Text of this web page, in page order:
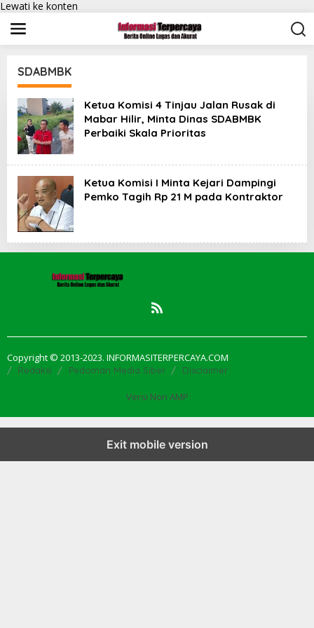
Lewati ke konten
SDABMBK
Ketua Komisi 4 Tinjau Jalan Rusak di
Mabar Hilir, Minta Dinas SDABMBK
Perbaiki Skala Prioritas
Ketua Komisi I Minta Kejari Dampingi
Pemko Tagih Rp 21 M pada Kontraktor
Copyright © 2013-2023. INFORMASITERPERCAYA.COM
Redaksi Pedoman Media Siber Disclaimer
Versi Non AMP
Exit mobile version